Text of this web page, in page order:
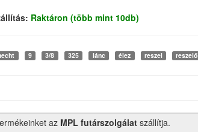
Raktáron (több mint 10db)
9 3/8 325 lánc élez reszel reszelő
az MPL futárszolgálat szállítja.